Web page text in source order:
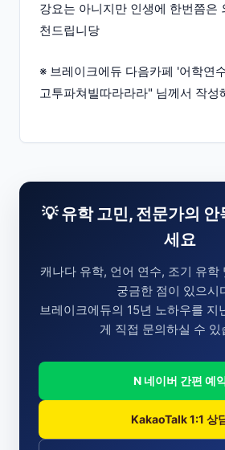
강요는 아니지만 인생에 한번쯤은
천드립니당
※ 브레이크에듀 다음카페 '어학연
고투파쳐빌따라라라" 님께서 작성
💡 유학 고민, 전문가의
세요
캐나다 유학, 언어 연수, 조기 유학
궁금한 점이 있으시
브레이크에듀의 15년 노하우를 지
게 직접 문의하실 수 있
N 네이버 간편 예
KakaoTalk 1:1 상